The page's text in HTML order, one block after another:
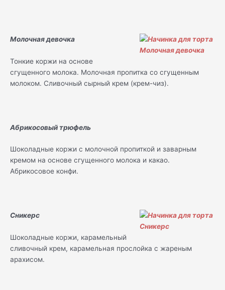
Молочная девочка
Тонкие коржи на основе
сгущенного молока. Молочная пропитка со сгущенным
молоком. Сливочный сырный крем (крем-чиз).
Абрикосовый трюфель
Шоколадные коржи с молочной пропиткой и заварным
кремом на основе сгущенного молока и какао.
Абрикосовое конфи.
Сникерс
Шоколадные коржи, карамельный
сливочный крем, карамельная прослойка с жареным
арахисом.